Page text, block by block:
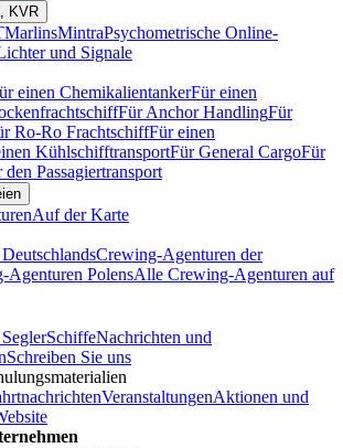
KVR
MarlinsMintraPsychometrische Online-
und Signale
einen ChemikalientankerFür einen
Für Anchor HandlingFür
Ro-Ro FrachtschiffFür einen
KühlschifftransportFür General CargoFür
den Passagiertransport
Auf der Karte
Crewing-Agenturen der
Agenturen PolensAlle Crewing-Agenturen auf
SchiffeNachrichten und
Schreiben Sie uns
VeranstaltungenAktionen und